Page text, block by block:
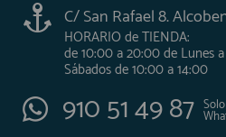
C/ San Rafael 8.
HORARIO de TIENDA:
de 10:00 a 20:00 de Lunes
Sábados de 10:00 a 14:00
910 51 49 87